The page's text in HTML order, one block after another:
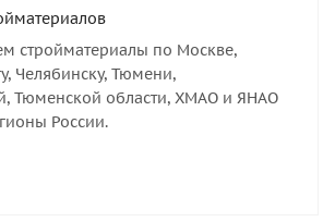
стройматериалы по Москве,
Челябинску, Тюмени,
Тюменской области, ХМАО и ЯНАО
России.